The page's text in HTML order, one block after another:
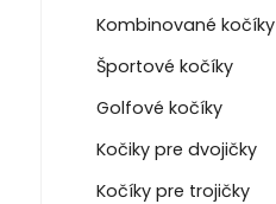
Kombinované kočíky
Športové kočíky
Golfové kočíky
Kočiky pre dvojičky
Kočíky pre trojičky